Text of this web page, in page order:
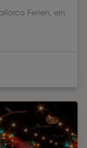
Ferien, ein